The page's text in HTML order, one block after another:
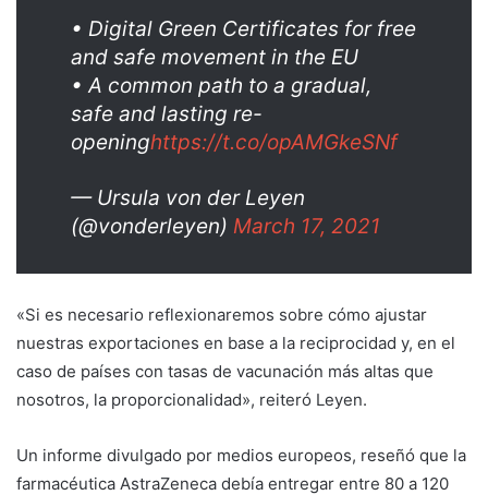
• Digital Green Certificates for free
and safe movement in the EU
• A common path to a gradual,
safe and lasting re-
openinghttps://t.co/opAMGkeSNf
— Ursula von der Leyen
(@vonderleyen) March 17, 2021
«Si es necesario reflexionaremos sobre cómo ajustar
nuestras exportaciones en base a la reciprocidad y, en el
caso de países con tasas de vacunación más altas que
nosotros, la proporcionalidad», reiteró Leyen.
Un informe divulgado por medios europeos, reseñó que la
farmacéutica AstraZeneca debía entregar entre 80 a 120